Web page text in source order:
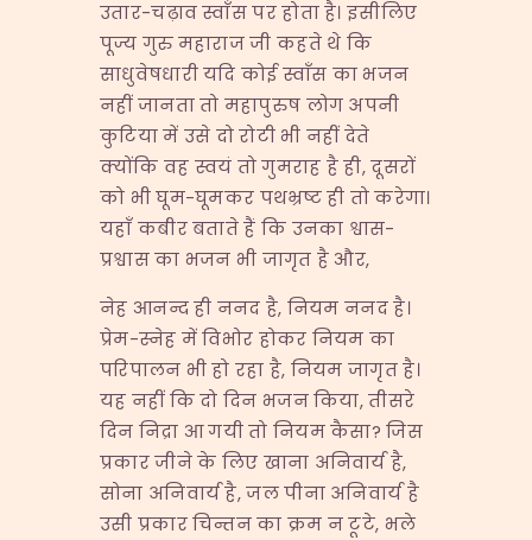
उतार-चढ़ाव स्वाँस पर होता है। इसीलिए
पूज्य गुरु महाराज जी कहते थे कि
साधुवेषधारी यदि कोई स्वाँस का भजन
नहीं जानता तो महापुरुष लोग अपनी
कुटिया में उसे दो रोटी भी नहीं देते
क्योंकि वह स्वयं तो गुमराह है ही, दूसरों
को भी घूम-घूमकर पथभ्रष्ट ही तो करेगा।
यहाँ कबीर बताते हैं कि उनका श्वास-
प्रश्वास का भजन भी जागृत है और,
नेह आनन्द ही ननद है, नियम ननद है।
प्रेम-स्नेह में विभोर होकर नियम का
परिपालन भी हो रहा है, नियम जागृत है।
यह नहीं कि दो दिन भजन किया, तीसरे
दिन निद्रा आ गयी तो नियम कैसा? जिस
प्रकार जीने के लिए खाना अनिवार्य है,
सोना अनिवार्य है, जल पीना अनिवार्य है
उसी प्रकार चिन्तन का क्रम न टूटे, भले